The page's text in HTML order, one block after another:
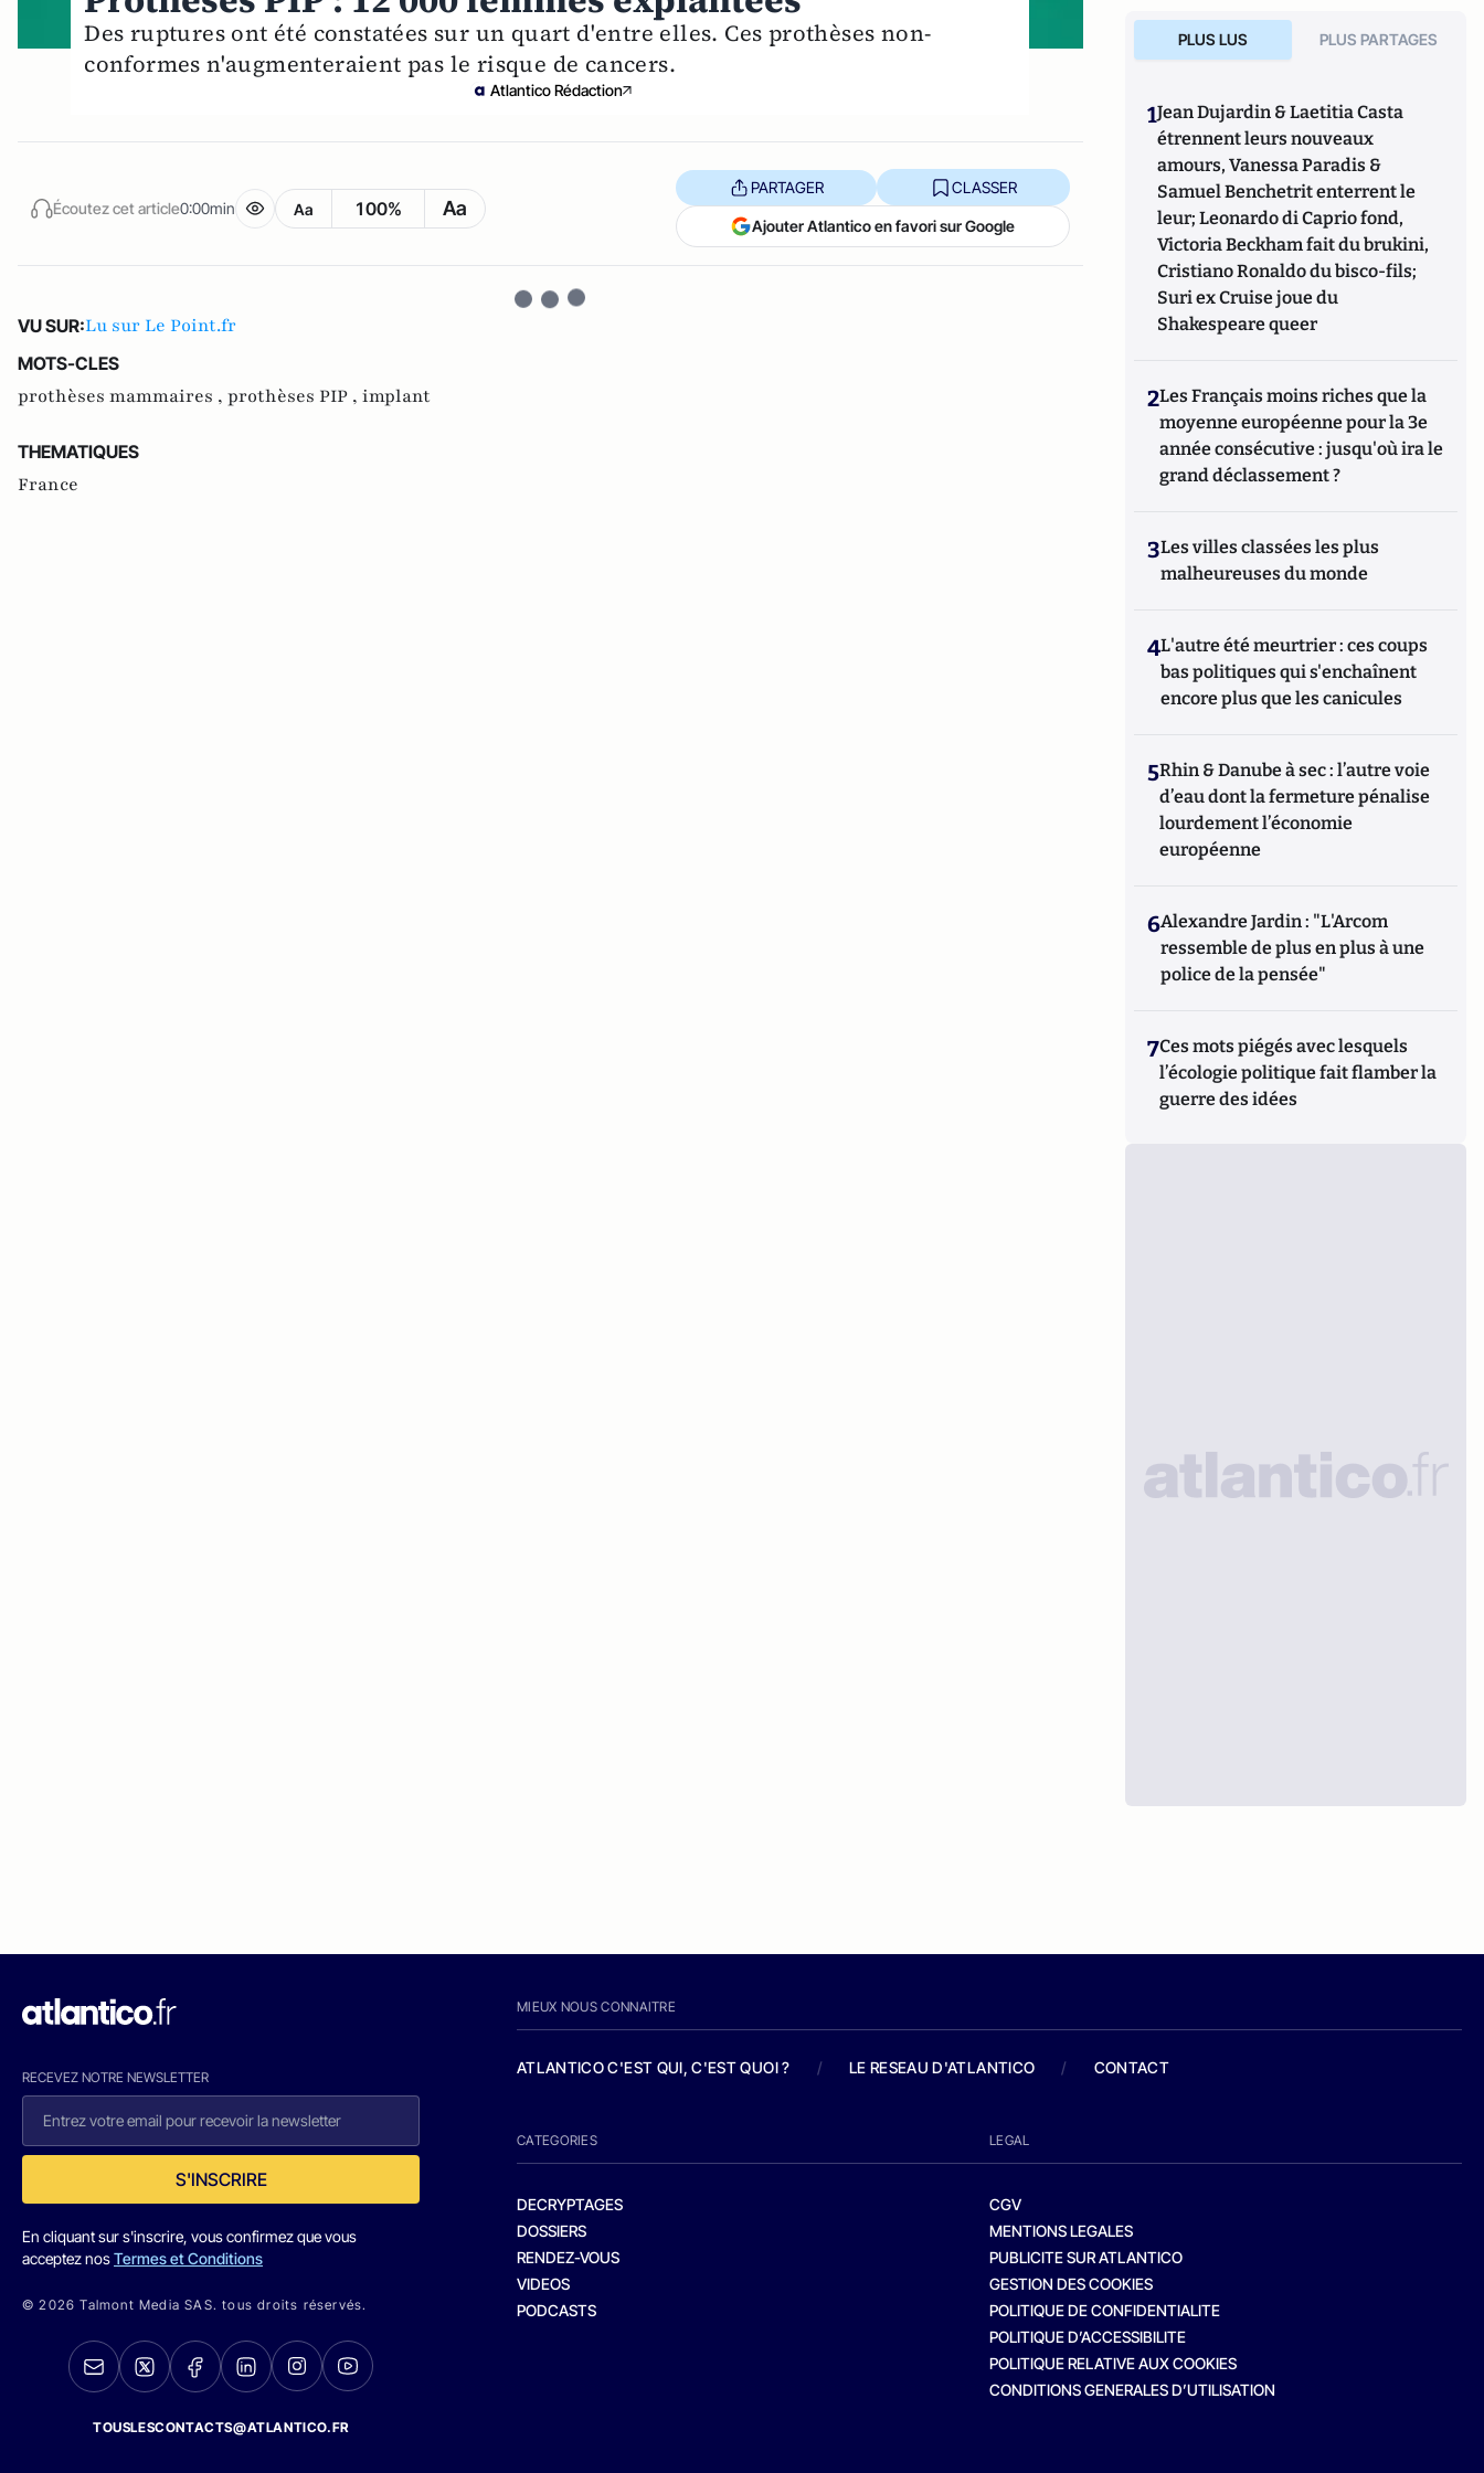
Des ruptures ont été constatées sur un quart d'entre elles. Ces prothèses non-
conformes n'augmenteraient pas le risque de cancers.
Atlantico Rédaction
Écoutez cet article0:00min Aa 100% Aa
PARTAGER CLASSER
Ajouter Atlantico en favori sur Google
VU SUR:Lu sur Le Point.fr
MOTS-CLES
prothèses mammaires , prothèses PIP , implant
THEMATIQUES
France
PLUS LUS PLUS PARTAGES
1Jean Dujardin & Laetitia Casta
étrennent leurs nouveaux
amours, Vanessa Paradis &
Samuel Benchetrit enterrent le
leur; Leonardo di Caprio fond,
Victoria Beckham fait du brukini,
Cristiano Ronaldo du bisco-fils;
Suri ex Cruise joue du
Shakespeare queer
2Les Français moins riches que la
moyenne européenne pour la 3e
année consécutive : jusqu'où ira le
grand déclassement ?
3Les villes classées les plus
malheureuses du monde
4L'autre été meurtrier : ces coups
bas politiques qui s'enchaînent
encore plus que les canicules
5Rhin & Danube à sec : l’autre voie
d’eau dont la fermeture pénalise
lourdement l’économie
européenne
6Alexandre Jardin : "L'Arcom
ressemble de plus en plus à une
police de la pensée"
7Ces mots piégés avec lesquels
l’écologie politique fait flamber la
guerre des idées
RECEVEZ NOTRE NEWSLETTER
S'INSCRIRE
En cliquant sur s'inscrire, vous confirmez que vous
acceptez nosTermes et Conditions
© 2026 Talmont Media SAS. tous droits réservés.
TOUSLESCONTACTS@ATLANTICO.FR
MIEUX NOUS CONNAITRE
ATLANTICO C'EST QUI, C'EST QUOI ? / LE RESEAU D'ATLANTICO / CONTACT
CATEGORIES
DECRYPTAGES
DOSSIERS
RENDEZ-VOUS
VIDEOS
PODCASTS
LEGAL
CGV
MENTIONS LEGALES
PUBLICITE SUR ATLANTICO
GESTION DES COOKIES
POLITIQUE DE CONFIDENTIALITE
POLITIQUE D’ACCESSIBILITE
POLITIQUE RELATIVE AUX COOKIES
CONDITIONS GENERALES D’UTILISATION